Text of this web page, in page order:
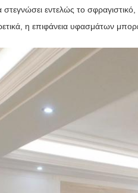
στεγνώσει εντελώς το
η επιφάνεια υφασμάτων